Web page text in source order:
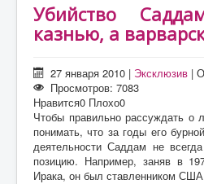
Убийство
казнью, а
27 января 2010 | Эксклюзив |
Просмотров: 7083
Нравится0 Плохо0
Чтобы правильно рассуждать о
понимать, что за годы его
деятельности Саддам не
позицию. Например, заняв в
Ирака, он был ставленником